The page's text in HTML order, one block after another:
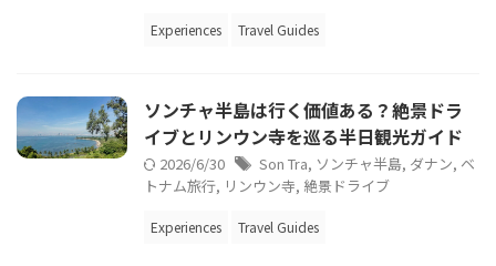
Experiences Travel Guides
ソンチャ半島は行く価値ある？絶景ドラ
イブとリンウン寺を巡る半日観光ガイド
2026/6/30 Son Tra, ソンチャ半島, ダナン, ベ
トナム旅行, リンウン寺, 絶景ドライブ
Experiences Travel Guides